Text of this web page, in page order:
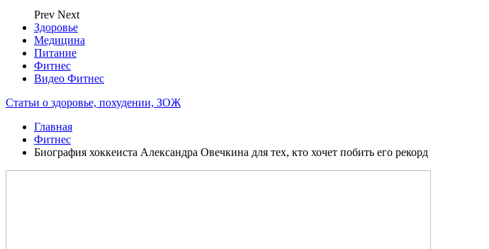
Prev Next
Здоровье
Медицина
Питание
Фитнес
Видео Фитнес
Статьи о здоровье, похудении, ЗОЖ
Главная
Фитнес
Биография хоккеиста Александра Овечкина для тех, кто хочет побить его рекорд